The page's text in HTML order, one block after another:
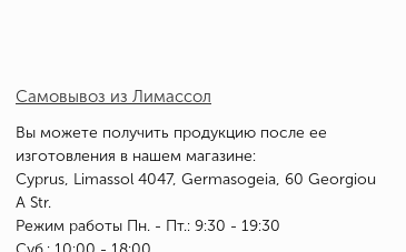
Самовывоз из Лимассол
Вы можете получить продукцию после ее
изготовления в нашем магазине:
Cyprus, Limassol 4047, Germasogeia, 60 Georgiou
A Str.
Режим работы Пн. - Пт.: 9:30 - 19:30